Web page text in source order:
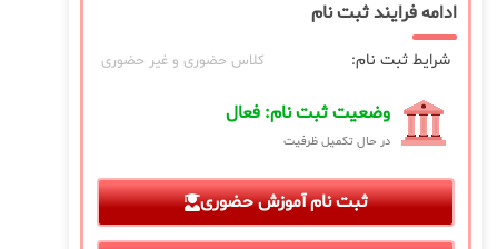
ادامه فرایند ثبت نام
شرایط ثبت نام: کلاس حضوری و غیر حضوری
وضعیت ثبت نام: فعال
در حال تکمیل ظرفیت
ثبت نام آموزش حضوری